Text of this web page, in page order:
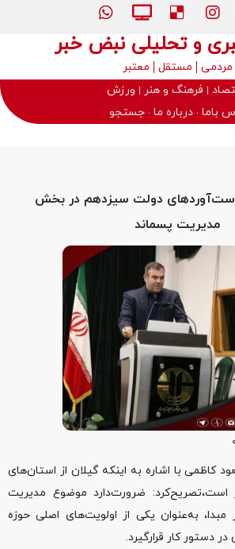
و تحلیلی نبض خبر
مردمی مستقل
معتبر
فرهنگ و هنر
ورزش
باما درباره ما جستجو
دولت سیزدهم در بخش
مدیریت پسماند
کاظمی با اشاره به اینکه گیلان از استان‌های
ضرورت‌دارد موضوع مدیریت
مبدا، به‌عنوان یکی از اولویت‌های اصلی حوزه
دستور کار قرارگیرد.